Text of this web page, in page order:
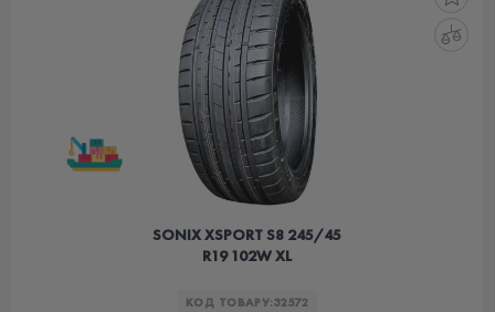
SONIX XSPORT S8 245/45
R19 102W XL
КОД ТОВАРУ:32572